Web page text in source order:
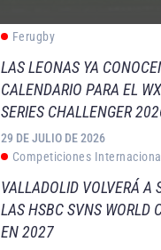
Ferugby
LAS LEONAS YA
CALENDARIO PARA EL
SERIES CHALLENGER
29 DE JULIO DE 2026
Competiciones
VALLADOLID VOLVERÁ A
LAS HSBC SVNS WORLD
EN 2027